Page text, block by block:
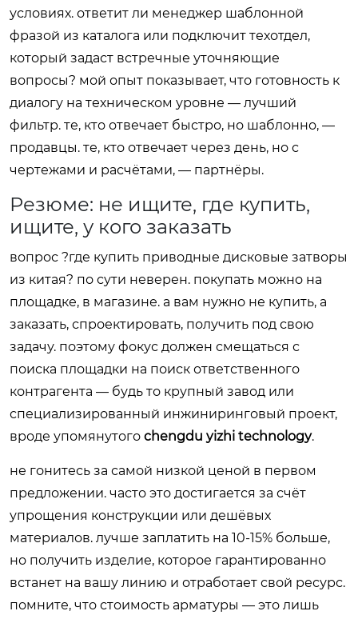
условиях. ответит ли менеджер шаблонной
фразой из каталога или подключит техотдел,
который задаст встречные уточняющие
вопросы? мой опыт показывает, что готовность к
диалогу на техническом уровне — лучший
фильтр. те, кто отвечает быстро, но шаблонно, —
продавцы. те, кто отвечает через день, но с
чертежами и расчётами, — партнёры.
Резюме: не ищите, где купить,
ищите, у кого заказать
вопрос ?где купить приводные дисковые затворы
из китая? по сути неверен. покупать можно на
площадке, в магазине. а вам нужно не купить, а
заказать, спроектировать, получить под свою
задачу. поэтому фокус должен смещаться с
поиска площадки на поиск ответственного
контрагента — будь то крупный завод или
специализированный инжиниринговый проект,
вроде упомянутого chengdu yizhi technology.
не гонитесь за самой низкой ценой в первом
предложении. часто это достигается за счёт
упрощения конструкции или дешёвых
материалов. лучше заплатить на 10-15% больше,
но получить изделие, которое гарантированно
встанет на вашу линию и отработает свой ресурс.
помните, что стоимость арматуры — это лишь